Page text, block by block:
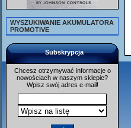
WYSZUKIWANIE AKUMULATORA
PROMOTIVE
Subskrypcja
Chcesz otrzymywać informacje o
nowościach w naszym sklepie?
Wpisz swój adres e-mail!